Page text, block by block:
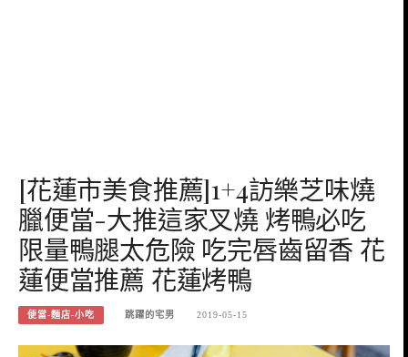
[花蓮市美食推薦]1+4訪樂芝味燒
臘便當-大推這家叉燒 烤鴨必吃
限量鴨腿太危險 吃完唇齒留香 花
蓮便當推薦 花蓮烤鴨
便當-麵店-小吃 跳躍的宅男 2019-05-15